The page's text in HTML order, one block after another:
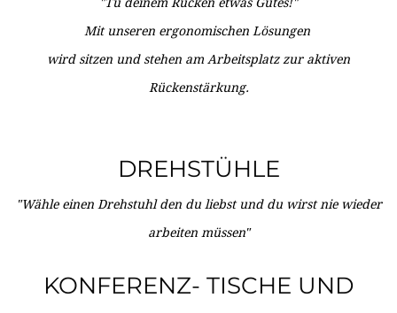
Mit unseren ergonomischen Lösungen
wird sitzen und stehen am Arbeitsplatz zur aktiven
Rückenstärkung.
DREHSTÜHLE
"Wähle einen Drehstuhl den du liebst und du wirst nie wieder
arbeiten müssen"
KONFERENZ- TISCHE UND